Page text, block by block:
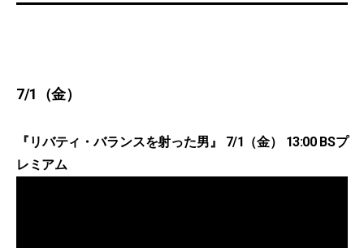
7/1（金）
『リバティ・バランスを射った男』 7/1（金） 13:00 BSプ
レミアム